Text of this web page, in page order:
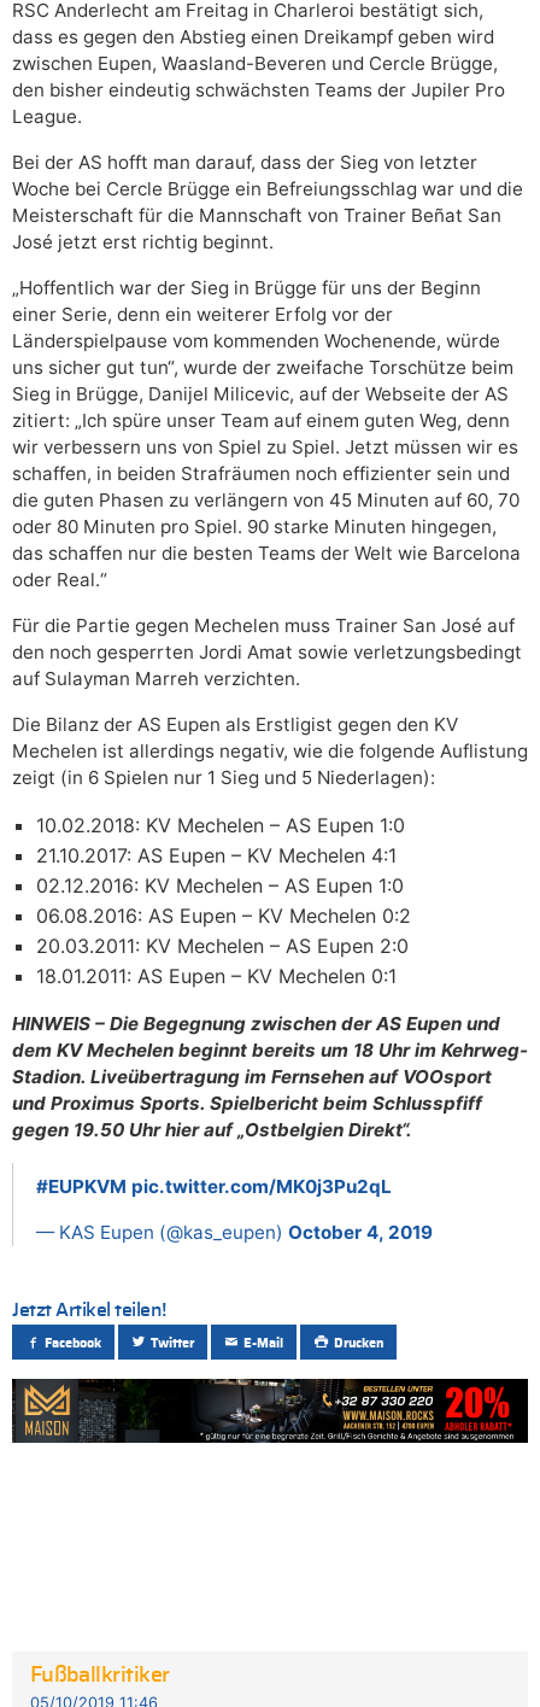
RSC Anderlecht am Freitag in Charleroi bestätigt sich,
dass es gegen den Abstieg einen Dreikampf geben wird
zwischen Eupen, Waasland-Beveren und Cercle Brügge,
den bisher eindeutig schwächsten Teams der Jupiler Pro
League.
Bei der AS hofft man darauf, dass der Sieg von letzter
Woche bei Cercle Brügge ein Befreiungsschlag war und die
Meisterschaft für die Mannschaft von Trainer Beñat San
José jetzt erst richtig beginnt.
„Hoffentlich war der Sieg in Brügge für uns der Beginn
einer Serie, denn ein weiterer Erfolg vor der
Länderspielpause vom kommenden Wochenende, würde
uns sicher gut tun“, wurde der zweifache Torschütze beim
Sieg in Brügge, Danijel Milicevic, auf der Webseite der AS
zitiert: „Ich spüre unser Team auf einem guten Weg, denn
wir verbessern uns von Spiel zu Spiel. Jetzt müssen wir es
schaffen, in beiden Strafräumen noch effizienter sein und
die guten Phasen zu verlängern von 45 Minuten auf 60, 70
oder 80 Minuten pro Spiel. 90 starke Minuten hingegen,
das schaffen nur die besten Teams der Welt wie Barcelona
oder Real.“
Für die Partie gegen Mechelen muss Trainer San José auf
den noch gesperrten Jordi Amat sowie verletzungsbedingt
auf Sulayman Marreh verzichten.
Die Bilanz der AS Eupen als Erstligist gegen den KV
Mechelen ist allerdings negativ, wie die folgende Auflistung
zeigt (in 6 Spielen nur 1 Sieg und 5 Niederlagen):
10.02.2018: KV Mechelen – AS Eupen 1:0
21.10.2017: AS Eupen – KV Mechelen 4:1
02.12.2016: KV Mechelen – AS Eupen 1:0
06.08.2016: AS Eupen – KV Mechelen 0:2
20.03.2011: KV Mechelen – AS Eupen 2:0
18.01.2011: AS Eupen – KV Mechelen 0:1
HINWEIS – Die Begegnung zwischen der AS Eupen und
dem KV Mechelen beginnt bereits um 18 Uhr im Kehrweg-
Stadion. Liveübertragung im Fernsehen auf VOOsport
und Proximus Sports. Spielbericht beim Schlusspfiff
gegen 19.50 Uhr hier auf „Ostbelgien Direkt“.
#EUPKVM pic.twitter.com/MK0j3Pu2qL
— KAS Eupen (@kas_eupen) October 4, 2019
Jetzt Artikel teilen!
Facebook Twitter E-Mail Drucken
Fußballkritiker
05/10/2019 11:46